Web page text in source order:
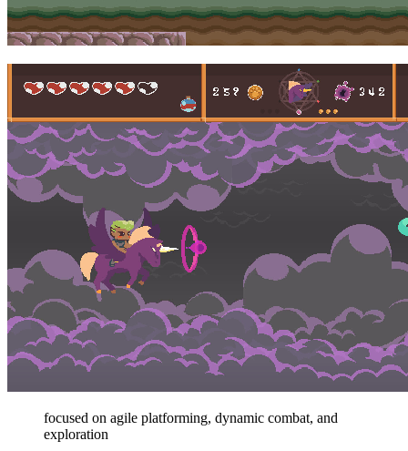
focused on agile platforming, dynamic combat, and
exploration